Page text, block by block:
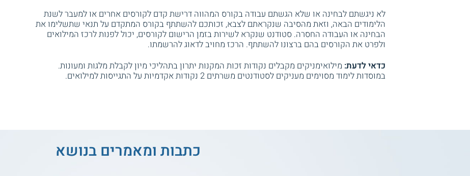
לא ניגשתם לבחינה או שלא הגשתם עבודה בקורס המהווה דרישת קדם לקורסים אחרים או למעבר לשנת
הלימודים הבאה, וזאת מהסיבה שנקראתם לצבא, זכותכם להשתתף בקורס המתקדם על תנאי שתשלימו את
הבחינה או העבודה החסרה. סטודנט שנקרא לשירות בזמן הרישום לקורסים, יכול לפנות לרכז המילואים
ולפרט את הקורסים בהם ברצונו להשתתף. הרכז מחויב לדאוג להרשמתו.
כדאי לדעת: מילואימניקים מקבלים נקודות זכות המקנות יתרון בתהליכי מיון לקבלת מלגות ומעונות.
במוסדות לימוד מסוימים מעניקים לסטודנטים משרתים 2 נקודות אקדמיות על התגייסות למילואים.
כתבות ומאמרים בנושא